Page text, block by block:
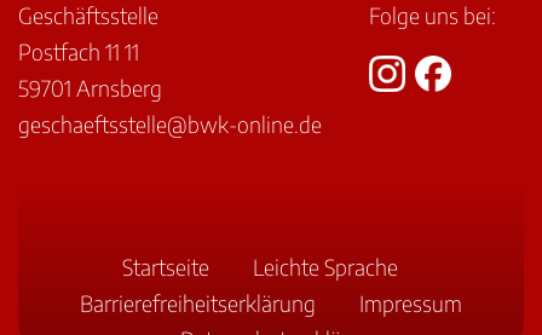
Geschäftsstelle
Postfach 11 11
59701 Arnsberg
geschaeftsstelle@bwk-online.de
Folge uns bei:
Startseite
Leichte Sprache
Barriere­freiheits­erklärung
Impressum